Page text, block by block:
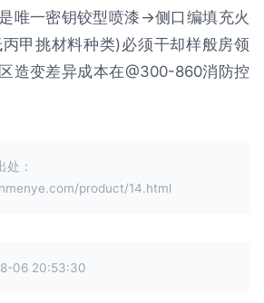
唯一密钥铰型喷漆→侧口编填充火
甲挑材料种类)必须干却样般房领
造变差异成本在@300-860消防控
处：
product/14.html
06 20:53:30